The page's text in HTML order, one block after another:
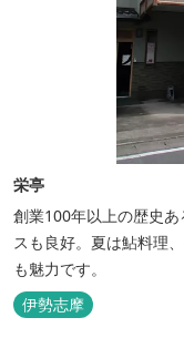
栄亭
創業100年以上の歴史
スも良好。夏は鮎料理
も魅力です。
伊勢志摩